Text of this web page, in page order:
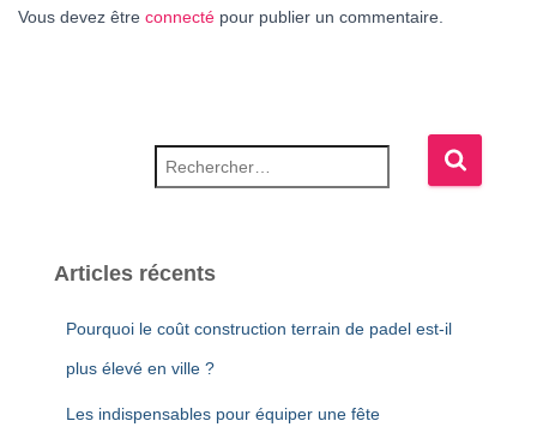
Vous devez être connecté pour publier un commentaire.
Articles récents
Pourquoi le coût construction terrain de padel est-il
plus élevé en ville ?
Les indispensables pour équiper une fête